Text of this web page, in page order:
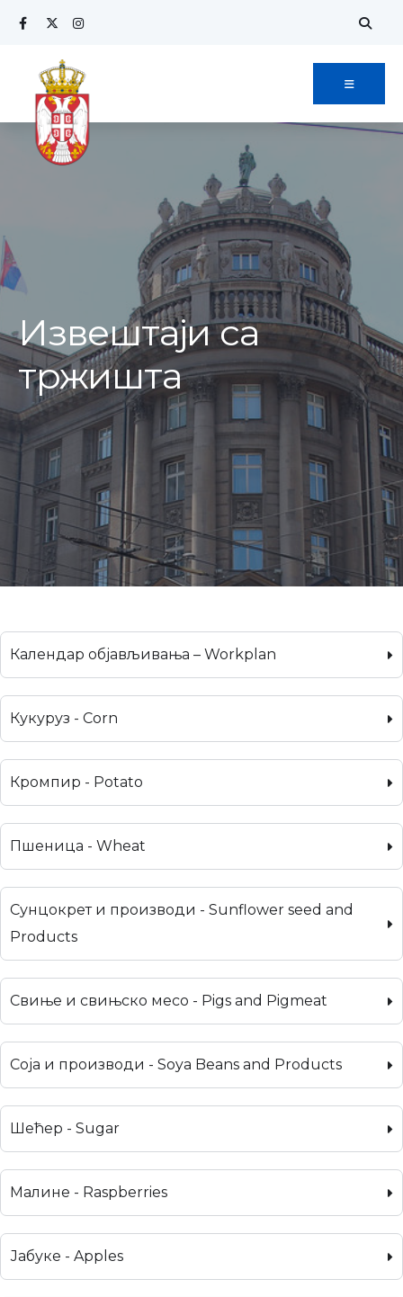
Извештаји са
тржишта
Календар објављивања – Workplan
Кукуруз - Corn
Кромпир - Potato
Пшеница - Wheat
Сунцокрет и производи - Sunflower seed and
Products
Свиње и свињско месо - Pigs and Pigmeat
Соја и производи - Soya Beans and Products
Шећер - Sugar
Малине - Raspberries
Јабуке - Apples